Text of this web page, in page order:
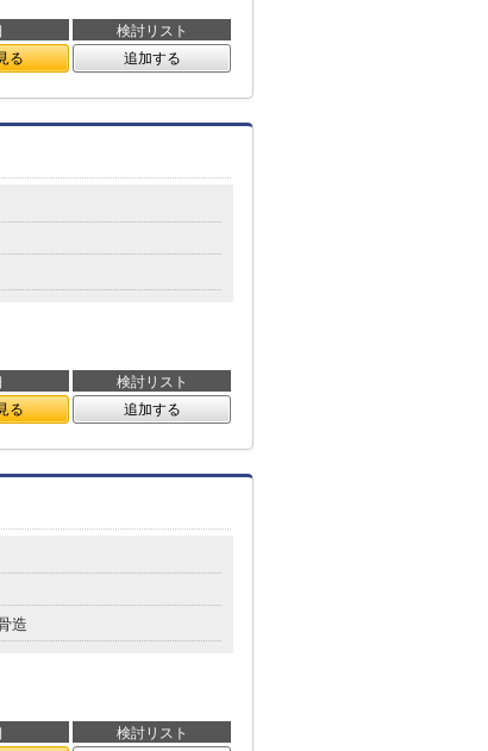
検討リスト
る 追加する
検討リスト
る 追加する
造
検討リスト